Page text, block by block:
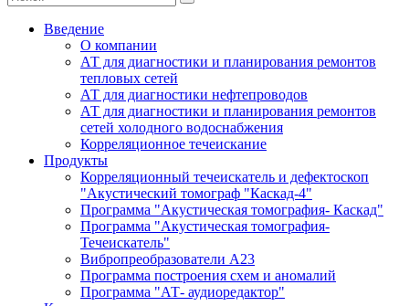
Введение
О компании
АТ для диагностики и планирования ремонтов
тепловых сетей
АТ для диагностики нефтепроводов
АТ для диагностики и планирования ремонтов
сетей холодного водоснабжения
Корреляционное течеискание
Продукты
Корреляционный течеискатель и дефектоскоп
"Акустический томограф "Каскад-4"
Программа "Акустическая томография- Каскад"
Программа "Акустическая томография-
Течеискатель"
Вибропреобразователи А23
Программа построения схем и аномалий
Программа "АТ- аудиоредактор"